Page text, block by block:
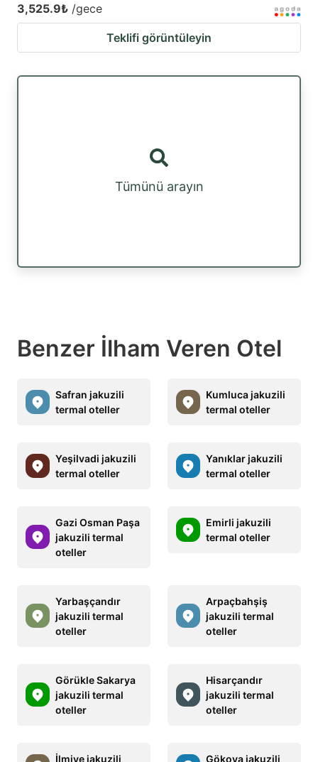
3,525.9₺ /gece
Teklifi görüntüleyin
Tümünü arayın
Benzer İlham Veren Otel
Safran jakuzili
termal oteller
Kumluca jakuzili
termal oteller
Yeşilvadi jakuzili
termal oteller
Yanıklar jakuzili
termal oteller
Gazi Osman Paşa
jakuzili termal
oteller
Emirli jakuzili
termal oteller
Yarbaşçandır
jakuzili termal
oteller
Arpaçbahşiş
jakuzili termal
oteller
Görükle Sakarya
jakuzili termal
oteller
Hisarçandır
jakuzili termal
oteller
İlmiye jakuzili Gökova jakuzili